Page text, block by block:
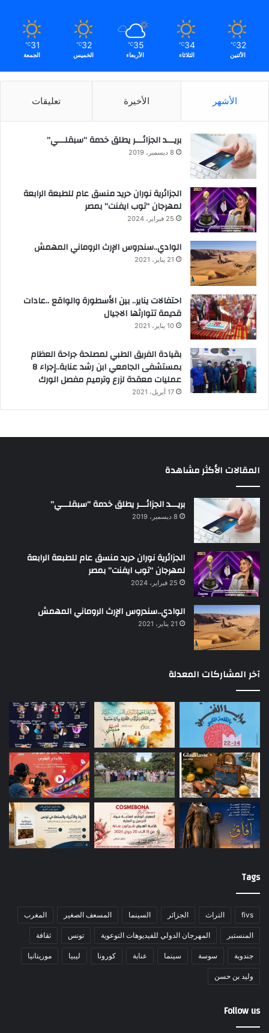
32
℃
الأثنين
34
℃
الثلاثاء
35
℃
الأربعاء
32
℃
الخميس
31
℃
الجمعة
الأشهر الأخيرة تعليقات
بريـــد الجزائـــر يطلق خدمة “سبقلـــي”
8 ديسمبر، 2019
الجزائرية نوران حريد منسق عام للطبعة الرابعة
لمهرجان “توب ايفنت” بمصر
25 فبراير، 2024
الوادي..سندروس الإرث الروماني المهمش
21 يناير، 2021
احتفالات يناير.. بين الأسطورة والواقع ..عادات
قديمة تتوارثها الاجيال
10 يناير، 2021
بقيادة الفريق الطبي لمصلحة جراحة العظام
بمستشفى الجامعي ابن رشد عنابة..إجراء 8
عمليات معقدة لزرع وترميم مفصل الورك
17 أبريل، 2021
المقالات الأكثر مشاهدة
بريـــد الجزائـــر يطلق خدمة “سبقلـــي”
8 ديسمبر، 2019
الجزائرية نوران حريد منسق عام للطبعة الرابعة
لمهرجان “توب ايفنت” بمصر
25 فبراير، 2024
الوادي..سندروس الإرث الروماني المهمش
21 يناير، 2021
آخر المشاركات المعدلة
Tags
fivs التراث الجزائر السينما المسعف الصغير المغرب
المنستير المهرجان الدولي للفيديوهات التوعوية تونس ثقافة
جندوبة سوسة سينما عنابة كورونا ليبيا موريتانيا
وليد بن حسن
Follow us